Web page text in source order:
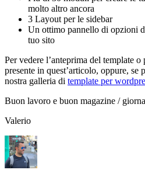
molto altro ancora
3 Layout per le sidebar
Un ottimo pannello di opzioni
tuo sito
Per vedere l’anteprima del template
presente in quest’articolo, oppure, se
nostra galleria di template per
Buon lavoro e buon magazine /
Valerio